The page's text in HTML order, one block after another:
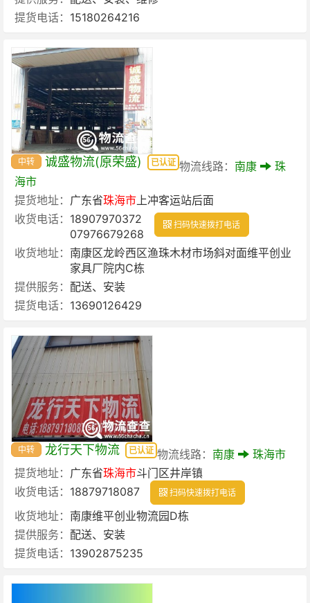
提货电话： 15180264216
中转 诚盛物流(原荣盛) 已认证 物流线路： 南康
珠
海市
提货地址： 广东省珠海市 上冲客运站后面
收货电话： 18907970372
07976679268
扫码快速拨打电话
收货地址： 南康区龙岭西区渔珠木材市场斜对面维平创业
家具厂院内C栋
提供服务： 配送、安装
提货电话： 13690126429
中转 龙行天下物流 已认证 物流线路： 南康
珠海市
提货地址： 广东省珠海市斗门区井岸镇
收货电话： 18879718087 扫码快速拨打电话
收货地址： 南康维平创业物流园D栋
提供服务： 配送、安装
提货电话： 13902875235